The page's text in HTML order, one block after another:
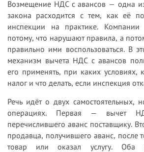
Кейсы
Вакансии
Ведение уголовных дел
Защита активов
Ведение дел о банкротстве
Видеоподкасты
Справочная
Вопросы-ответы
Вебинары и семинары
Прямые эфиры
Возмещение НДС с авансов — одна
закона расходится с тем, как её
инспекции на практике.
потому, что нарушают правила, а
правильно ими воспользоваться. В
механизм вычета НДС с авансов
его применять, при каких условиях,
налог и что делать, если инспекция
Речь идёт о двух самостоятельных,
операциях. Первая — вычет
перечислившего аванс поставщику.
продавца, получившего аванс, после
товар или оказал услугу. Оба